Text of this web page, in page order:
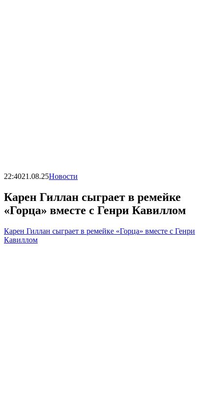
22:4021.08.25Новости
Карен Гиллан сыграет в ремейке
«Горца» вместе с Генри Кавиллом
Карен Гиллан сыграет в ремейке «Горца» вместе с Генри
Кавиллом